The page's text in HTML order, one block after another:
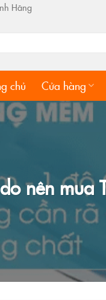
Hãng
chủ Cửa hàng
nên mua